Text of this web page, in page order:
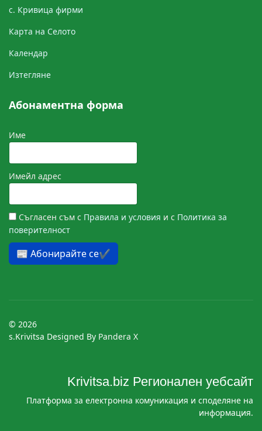
с. Кривица фирми
Картa на Селото
Календар
Изтегляне
Абонаментна форма
Име
Имейл адрес
Съгласен съм с Правила и условия и с Политика за
поверителност
📰 Абонирайте се✔️
© 2026
s.Krivitsa Designed By Pandera X
Krivitsa.biz Регионaлeн уебсайт
Платформа за електронна комуникация и споделяне на
информация.